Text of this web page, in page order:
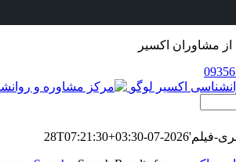
مشاوران اکسیر
2026-07-28T07:21:30+03:30